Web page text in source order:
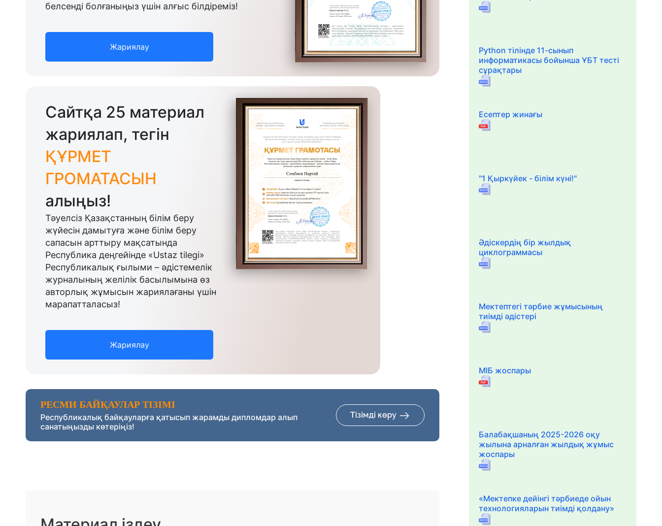
белсенді болғаныңыз үшін алғыс білдіреміз!
Жариялау
Сайтқа 25 материал
жариялап, тегін
ҚҰРМЕТ
ГРОМАТАСЫН
алыңыз!
Тәуелсіз Қазақстанның білім беру
жүйесін дамытуға және білім беру
сапасын арттыру мақсатында
Республика деңгейінде «Ustaz tilegi»
Республикалық ғылыми – әдістемелік
журналының желілік басылымына өз
авторлық жұмысын жариялағаны үшін
марапатталасыз!
Жариялау
РЕСМИ БАЙҚАУЛАР ТІЗІМІ
Республикалық байқауларға қатысып жарамды дипломдар алып
санатыңызды көтеріңіз!
Тізімді көру
Python тілінде 11-сынып
информатикасы бойынша ҰБТ тесті
сұрақтары
Есептер жинағы
"1 Қыркүйек - білім күні!"
Әдіскердің бір жылдық
циклограммасы
Мектептегі тәрбие жұмысының
тиімді әдістері
МІБ жоспары
Балабақшаның 2025-2026 оқу
жылына арналған жылдық жұмыс
жоспары
«Мектепке дейінгі тәрбиеде ойын
технологияларын тиімді қолдану»